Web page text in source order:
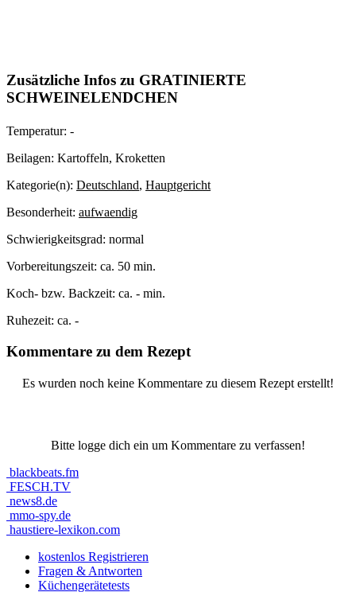
Zusätzliche Infos zu GRATINIERTE
SCHWEINELENDCHEN
Temperatur: -
Beilagen: Kartoffeln, Kroketten
Kategorie(n): Deutschland, Hauptgericht
Besonderheit: aufwaendig
Schwierigkeitsgrad: normal
Vorbereitungszeit: ca. 50 min.
Koch- bzw. Backzeit: ca. - min.
Ruhezeit: ca. -
Kommentare zu dem Rezept
Es wurden noch keine Kommentare zu diesem Rezept erstellt!
Bitte logge dich ein um Kommentare zu verfassen!
blackbeats.fm
FESCH.TV
news8.de
mmo-spy.de
haustiere-lexikon.com
kostenlos Registrieren
Fragen & Antworten
Küchengerätetests